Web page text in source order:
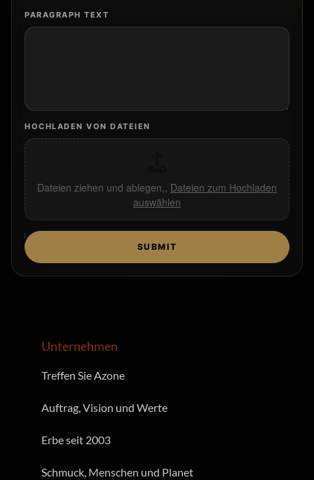
PARAGRAPH TEXT
HOCHLADEN VON DATEIEN
Dateien ziehen und ablegen,, Dateien zum Hochladen
auswählen
SUBMIT
Unternehmen
Treffen Sie Azone
Auftrag, Vision und Werte
Erbe seit 2003
Schmuck, Menschen und Planet